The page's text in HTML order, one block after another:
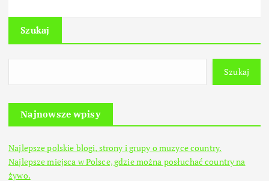
Szukaj
Szukaj
Najnowsze wpisy
Najlepsze polskie blogi, strony i grupy o muzyce country.
Najlepsze miejsca w Polsce, gdzie można posłuchać country na
żywo.